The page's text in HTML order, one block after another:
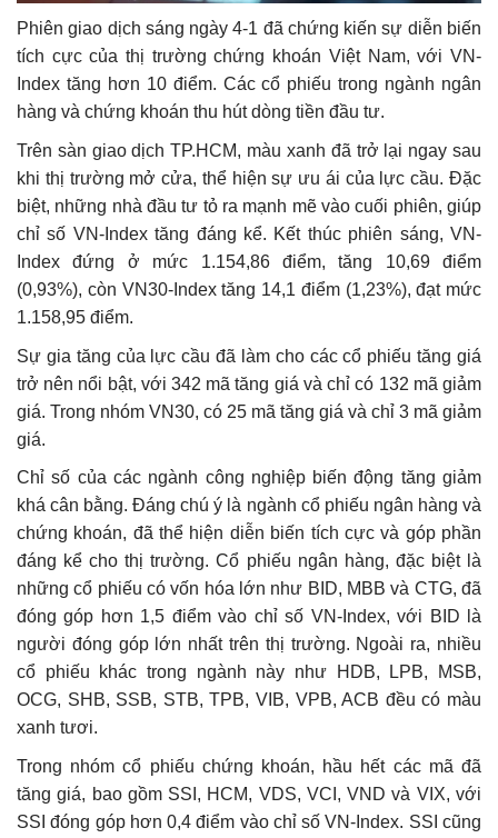
Phiên giao dịch sáng ngày 4-1 đã chứng kiến sự diễn biến
tích cực của thị trường chứng khoán Việt Nam, với VN-
Index tăng hơn 10 điểm. Các cổ phiếu trong ngành ngân
hàng và chứng khoán thu hút dòng tiền đầu tư.
Trên sàn giao dịch TP.HCM, màu xanh đã trở lại ngay sau
khi thị trường mở cửa, thể hiện sự ưu ái của lực cầu. Đặc
biệt, những nhà đầu tư tỏ ra mạnh mẽ vào cuối phiên, giúp
chỉ số VN-Index tăng đáng kể. Kết thúc phiên sáng, VN-
Index đứng ở mức 1.154,86 điểm, tăng 10,69 điểm
(0,93%), còn VN30-Index tăng 14,1 điểm (1,23%), đạt mức
1.158,95 điểm.
Sự gia tăng của lực cầu đã làm cho các cổ phiếu tăng giá
trở nên nổi bật, với 342 mã tăng giá và chỉ có 132 mã giảm
giá. Trong nhóm VN30, có 25 mã tăng giá và chỉ 3 mã giảm
giá.
Chỉ số của các ngành công nghiệp biến động tăng giảm
khá cân bằng. Đáng chú ý là ngành cổ phiếu ngân hàng và
chứng khoán, đã thể hiện diễn biến tích cực và góp phần
đáng kể cho thị trường. Cổ phiếu ngân hàng, đặc biệt là
những cổ phiếu có vốn hóa lớn như BID, MBB và CTG, đã
đóng góp hơn 1,5 điểm vào chỉ số VN-Index, với BID là
người đóng góp lớn nhất trên thị trường. Ngoài ra, nhiều
cổ phiếu khác trong ngành này như HDB, LPB, MSB,
OCG, SHB, SSB, STB, TPB, VIB, VPB, ACB đều có màu
xanh tươi.
Trong nhóm cổ phiếu chứng khoán, hầu hết các mã đã
tăng giá, bao gồm SSI, HCM, VDS, VCI, VND và VIX, với
SSI đóng góp hơn 0,4 điểm vào chỉ số VN-Index. SSI cũng